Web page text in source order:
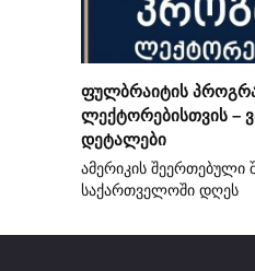
ფულბრაიტის
ლექტორებისთვის –
დეტალები
ამერიკის
საქართველოში დღეს